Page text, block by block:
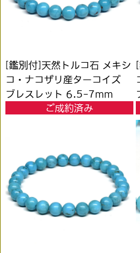
[鑑別付]天然トルコ石 メキシ
コ・ナコザリ産ターコイズ
ブレスレット 6.5-7mm
ご成約済み